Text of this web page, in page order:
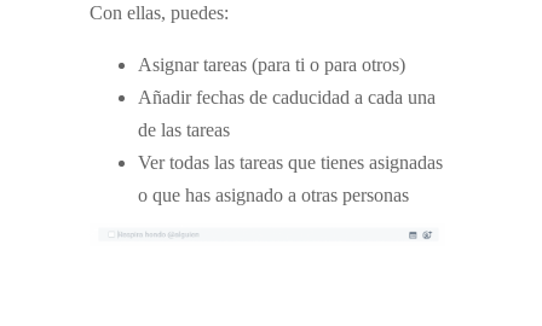
Con ellas, puedes:
Asignar tareas (para ti o para otros)
Añadir fechas de caducidad a cada una
de las tareas
Ver todas las tareas que tienes asignadas
o que has asignado a otras personas